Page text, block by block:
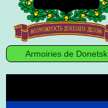
Armoiries de Donetsk